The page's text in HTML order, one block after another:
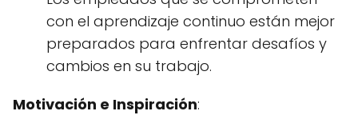
con el aprendizaje continuo están mejor
preparados para enfrentar desafíos y
cambios en su trabajo.
Motivación e Inspiración: